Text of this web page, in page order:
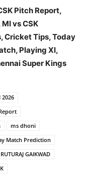
Pitch Report,
vs CSK
Cricket Tips, Today
Playing XI,
Super Kings
2026
ms dhoni
Match Prediction
RUTURAJ GAIKWAD